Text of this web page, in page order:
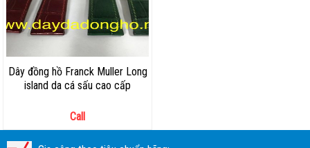
Dây đồng hồ Franck Muller Long
island da cá sấu cao cấp
Call